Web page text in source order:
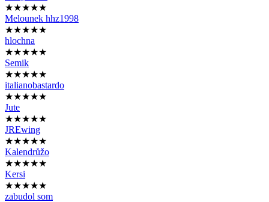
★★★★★
Melounek hhz1998
★★★★★
hlochna
★★★★★
Semik
★★★★★
italianobastardo
★★★★★
Jute
★★★★★
JREwing
★★★★★
Kalendrůžo
★★★★★
Kersi
★★★★★
zabudol som